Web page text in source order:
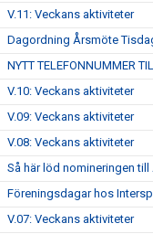
V.11: Veckans aktiviteter
Dagordning Årsmöte
NYTT TELEFONNUMMER
V.10: Veckans aktiviteter
V.09: Veckans aktiviteter
V.08: Veckans aktiviteter
Så här löd nomineringen
Föreningsdagar hos
V.07: Veckans aktiviteter